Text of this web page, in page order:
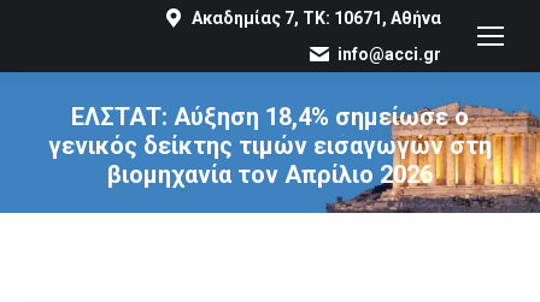
Ακαδημίας 7, ΤΚ: 10671, Αθήνα
info@acci.gr
ΕΛΣΤΑΤ: Αύξηση 18,4% σημείωσε ο
γενικός δείκτης τιμών εισαγωγών στη
βιομηχανία τον Απρίλιο 2026
You are here: